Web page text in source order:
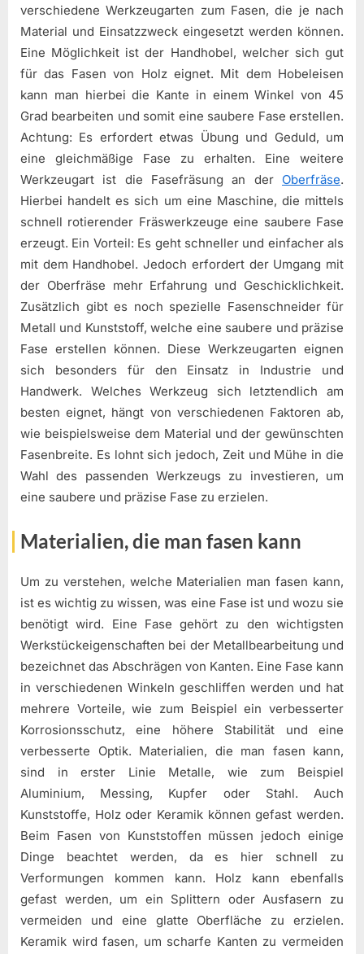
verschiedene Werkzeugarten zum Fasen, die je nach
Material und Einsatzzweck eingesetzt werden können.
Eine Möglichkeit ist der Handhobel, welcher sich gut
für das Fasen von Holz eignet. Mit dem Hobeleisen
kann man hierbei die Kante in einem Winkel von 45
Grad bearbeiten und somit eine saubere Fase erstellen.
Achtung: Es erfordert etwas Übung und Geduld, um
eine gleichmäßige Fase zu erhalten. Eine weitere
Werkzeugart ist die Fasefräsung an der Oberfräse.
Hierbei handelt es sich um eine Maschine, die mittels
schnell rotierender Fräswerkzeuge eine saubere Fase
erzeugt. Ein Vorteil: Es geht schneller und einfacher als
mit dem Handhobel. Jedoch erfordert der Umgang mit
der Oberfräse mehr Erfahrung und Geschicklichkeit.
Zusätzlich gibt es noch spezielle Fasenschneider für
Metall und Kunststoff, welche eine saubere und präzise
Fase erstellen können. Diese Werkzeugarten eignen
sich besonders für den Einsatz in Industrie und
Handwerk. Welches Werkzeug sich letztendlich am
besten eignet, hängt von verschiedenen Faktoren ab,
wie beispielsweise dem Material und der gewünschten
Fasenbreite. Es lohnt sich jedoch, Zeit und Mühe in die
Wahl des passenden Werkzeugs zu investieren, um
eine saubere und präzise Fase zu erzielen.
Materialien, die man fasen kann
Um zu verstehen, welche Materialien man fasen kann,
ist es wichtig zu wissen, was eine Fase ist und wozu sie
benötigt wird. Eine Fase gehört zu den wichtigsten
Werkstückeigenschaften bei der Metallbearbeitung und
bezeichnet das Abschrägen von Kanten. Eine Fase kann
in verschiedenen Winkeln geschliffen werden und hat
mehrere Vorteile, wie zum Beispiel ein verbesserter
Korrosionsschutz, eine höhere Stabilität und eine
verbesserte Optik. Materialien, die man fasen kann,
sind in erster Linie Metalle, wie zum Beispiel
Aluminium, Messing, Kupfer oder Stahl. Auch
Kunststoffe, Holz oder Keramik können gefast werden.
Beim Fasen von Kunststoffen müssen jedoch einige
Dinge beachtet werden, da es hier schnell zu
Verformungen kommen kann. Holz kann ebenfalls
gefast werden, um ein Splittern oder Ausfasern zu
vermeiden und eine glatte Oberfläche zu erzielen.
Keramik wird fasen, um scharfe Kanten zu vermeiden